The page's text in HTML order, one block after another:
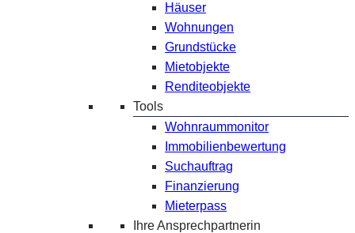
Häuser
Wohnungen
Grundstücke
Mietobjekte
Renditeobjekte
Tools
Wohnraummonitor
Immobilienbewertung
Suchauftrag
Finanzierung
Mieterpass
Ihre Ansprechpartnerin